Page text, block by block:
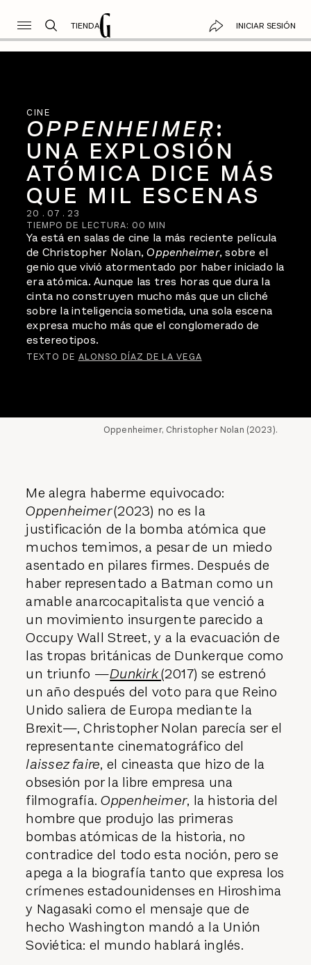
TIENDA INICIAR SESIÓN
CINE
OPPENHEIMER:
UNA EXPLOSIÓN
ATÓMICA DICE MÁS
QUE MIL ESCENAS
20 . 07 . 23
TIEMPO DE LECTURA: 00 MIN
Ya está en salas de cine la más reciente película
de Christopher Nolan,Oppenheimer, sobre el
genio que vivió atormentado por haber iniciado la
era atómica. Aunque las tres horas que dura la
cinta no construyen mucho más que un cliché
sobre la inteligencia sometida, una sola escena
expresa mucho más que el conglomerado de
estereotipos.
TEXTO DE ALONSO DÍAZ DE LA VEGA
Oppenheimer, Christopher Nolan (2023).
Me alegra haberme equivocado:
Oppenheimer(2023) no es la
justificación de la bomba atómica que
muchos temimos, a pesar de un miedo
asentado en pilares firmes. Después de
haber representado a Batman como un
amable anarcocapitalista que venció a
un movimiento insurgente parecido a
Occupy Wall Street, y a la evacuación de
las tropas británicas de Dunkerque como
un triunfo —Dunkirk(2017) se estrenó
un año después del voto para que Reino
Unido saliera de Europa mediante la
Brexit—, Christopher Nolan parecía ser el
representante cinematográfico del
laissez faire, el cineasta que hizo de la
obsesión por la libre empresa una
filmografía.Oppenheimer, la historia del
hombre que produjo las primeras
bombas atómicas de la historia, no
contradice del todo esta noción, pero se
apega a la biografía tanto que expresa los
crímenes estadounidenses en Hiroshima
y Nagasaki como el mensaje que de
hecho Washington mandó a la Unión
Soviética: el mundo hablará inglés.